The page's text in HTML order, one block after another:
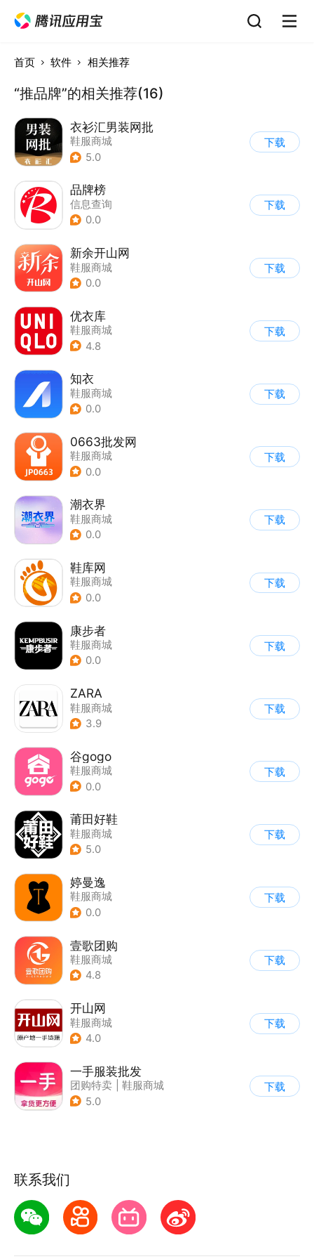
首页 软件 相关推荐
“推品牌”的相关推荐(16)
衣衫汇男装网批
鞋服商城
5.0
下载
品牌榜
信息查询
0.0
下载
新余开山网
鞋服商城
0.0
下载
优衣库
鞋服商城
4.8
下载
知衣
鞋服商城
0.0
下载
0663批发网
鞋服商城
0.0
下载
潮衣界
鞋服商城
0.0
下载
鞋库网
鞋服商城
0.0
下载
康步者
鞋服商城
0.0
下载
ZARA
鞋服商城
3.9
下载
谷gogo
鞋服商城
0.0
下载
莆田好鞋
鞋服商城
5.0
下载
婷曼逸
鞋服商城
0.0
下载
壹歌团购
鞋服商城
4.8
下载
开山网
鞋服商城
4.0
下载
一手服装批发
团购特卖
鞋服商城
5.0
下载
联系我们